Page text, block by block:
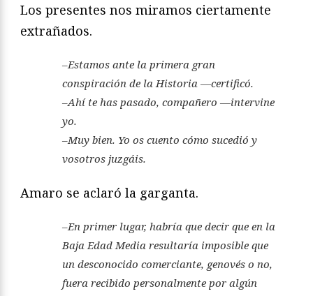
Los presentes nos miramos ciertamente
extrañados.
–Estamos ante la primera gran
conspiración de la Historia —certificó.
–Ahí te has pasado, compañero —intervine
yo.
–Muy bien. Yo os cuento cómo sucedió y
vosotros juzgáis.
Amaro se aclaró la garganta.
–En primer lugar, habría que decir que en la
Baja Edad Media resultaría imposible que
un desconocido comerciante, genovés o no,
fuera recibido personalmente por algún